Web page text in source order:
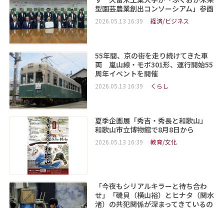
型園芸農業創出コンソーシアム」参画
2026.05.13 16:39 経済/ビジネス
55年間、京の街を走り続けてきた車
両 嵐山線・モボ301形、運行開始55
周年イベントを開催
2026.05.13 16:39 くらし
夏季企画展「秀吉・秀長と和歌山」
和歌山市立博物館で8月8日から
2026.05.13 16:39 教育/文化
「今夜もシリアルキラーと待ち合わ
せ」「磯貝（横山裕）とヒナタ（関水
渚）の共犯関係が深まってきているの